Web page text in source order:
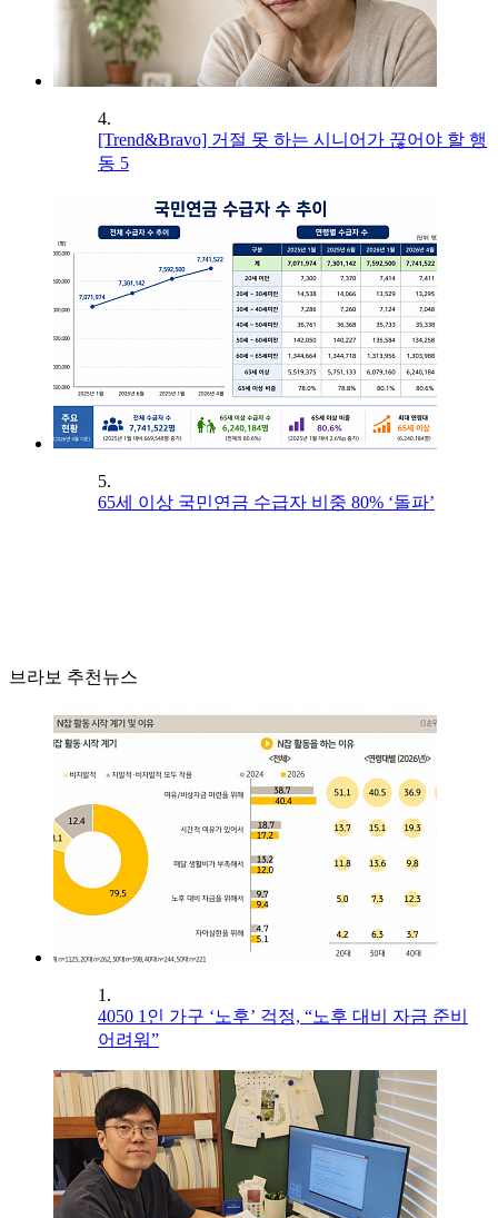
4.
[Trend&Bravo] 거절 못 하는 시니어가 끊어야 할 행
동 5
5.
65세 이상 국민연금 수급자 비중 80% ‘돌파’
브라보 추천뉴스
1.
4050 1인 가구 ‘노후’ 걱정, “노후 대비 자금 준비
어려워”